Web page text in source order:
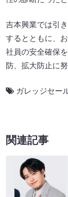
吉本興業では引
するとともに、
社員の安全確保
防、拡大防止に
ガレッジセー
関連記事